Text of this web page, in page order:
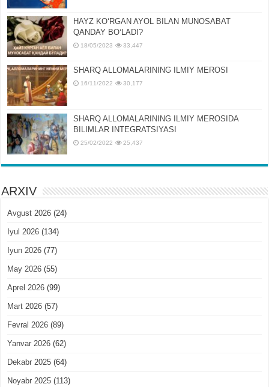
HAYZ KOʻRGAN AYOL BILAN MUNOSABAT
QANDAY BOʻLADI?
18/05/2023 33,447
SHARQ ALLOMALARINING ILMIY MEROSI
16/11/2022 30,177
SHARQ ALLOMALARINING ILMIY MЕROSIDA
BILIMLAR INTЕGRATSIYASI
25/02/2022 25,437
ARXIV
Avgust 2026 (24)
Iyul 2026 (134)
Iyun 2026 (77)
May 2026 (55)
Aprel 2026 (99)
Mart 2026 (57)
Fevral 2026 (89)
Yanvar 2026 (62)
Dekabr 2025 (64)
Noyabr 2025 (113)